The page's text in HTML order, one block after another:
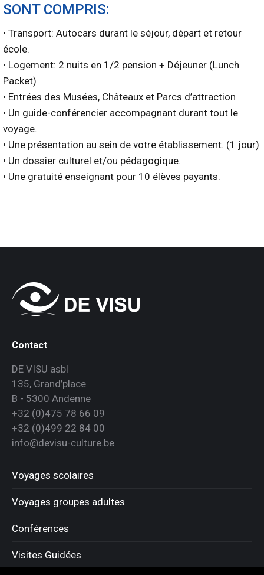
SONT COMPRIS:
• Transport: Autocars durant le séjour, départ et retour
école.
• Logement: 2 nuits en 1/2 pension + Déjeuner (Lunch
Packet)
• Entrées des Musées, Châteaux et Parcs d’attraction
• Un guide-conférencier accompagnant durant tout le
voyage.
• Une présentation au sein de votre établissement. (1 jour)
• Un dossier culturel et/ou pédagogique.
• Une gratuité enseignant pour 10 élèves payants.
Contact
DE VISU asbl
135, Grand’place
B - 5300 Andenne
+32 (0)475 78 66 09
+32 (0)499 22 84 00
info@devisu-culture.be
Voyages scolaires
Voyages groupes adultes
Conférences
Visites Guidées